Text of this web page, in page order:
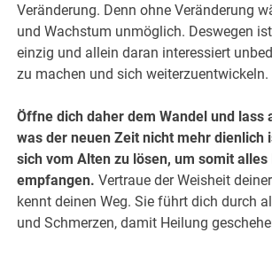
Veränderung. Denn ohne Veränderung
und Wachstum unmöglich. Deswegen
einzig und allein daran interessiert
zu machen und sich weiterzuentwickeln.
Öffne dich daher dem Wandel und lass
was der neuen Zeit nicht mehr dienlich
sich vom Alten zu lösen, um somit alles
empfangen. Vertraue der Weisheit
kennt deinen Weg. Sie führt dich durch
und Schmerzen, damit Heilung